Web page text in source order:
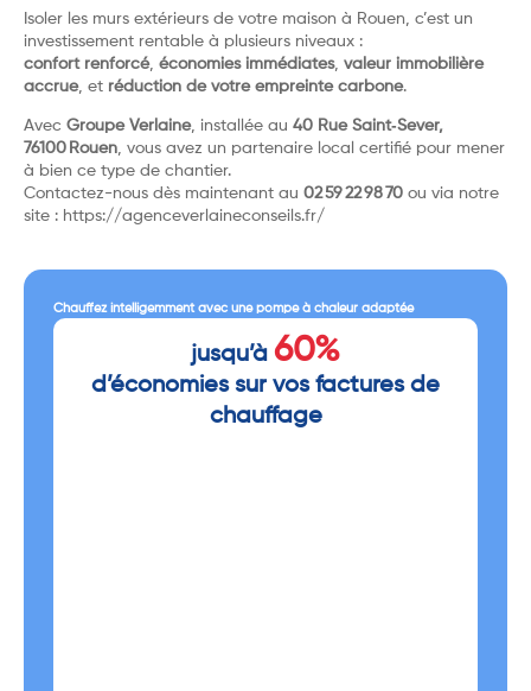
Isoler les murs extérieurs de votre maison à Rouen, c’est un
investissement rentable à plusieurs niveaux :
confort renforcé, économies immédiates, valeur immobilière
accrue, et réduction de votre empreinte carbone.
Avec Groupe Verlaine, installée au 40 Rue Saint‑Sever,
76100 Rouen, vous avez un partenaire local certifié pour mener
à bien ce type de chantier.
Contactez-nous dès maintenant au 02 59 22 98 70 ou via notre
site : https://agenceverlaineconseils.fr/
Chauffez intelligemment avec une pompe à chaleur adaptée
jusqu’à 60%
d’économies sur vos factures de
chauffage